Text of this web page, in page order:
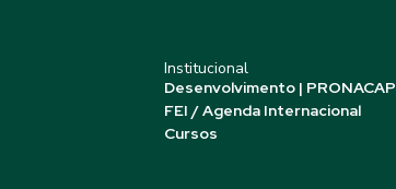
Institucional
Desenvolvimento | PRONACAP
FEI / Agenda Internacional
Cursos